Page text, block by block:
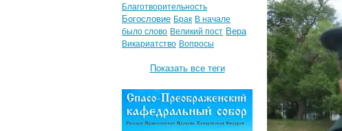
Благотворительность
Богословие Брак В начале
было слово Великий пост Вера
Викариатство Вопросы
Показать все теги